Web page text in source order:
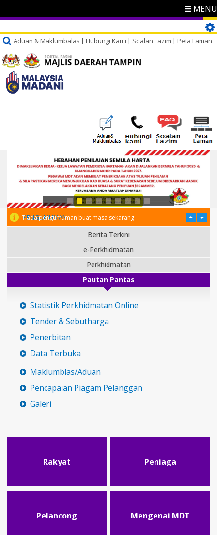
MENU
Aduan & Maklumbalas Hubungi Kami Soalan Lazim Peta Laman
PENGUMUMAN
Tiada pengumuman buat masa sekarang
Berita Terkini
e-Perkhidmatan
Perkhidmatan
Pautan Pantas
Statistik Perkhidmatan Online
Tender & Sebutharga
Penerbitan
Data Terbuka
Maklumblas/Aduan
Pencapaian Piagam Pelanggan
Galeri
Rakyat Peniaga
Pelancong Mengenai MDT